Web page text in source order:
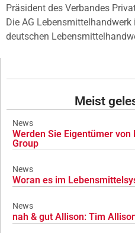
Präsident des Verbandes
Die AG
deutschen
Meist
News
Werden Sie Eigentümer von
Group
News
Woran es im
News
nah & gut Allison: Tim